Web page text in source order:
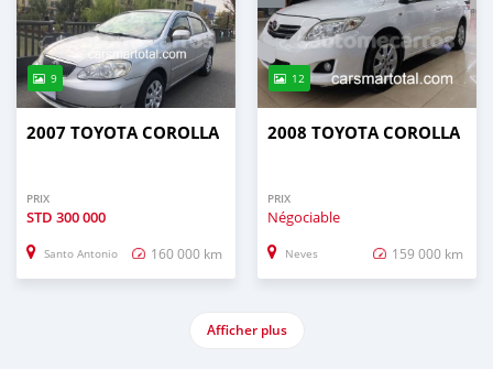
9
2007 TOYOTA COROLLA
PRIX
STD 300 000
Santo Antonio 160 000 km
12
2008 TOYOTA COROLLA
PRIX
Négociable
Neves 159 000 km
Afficher plus